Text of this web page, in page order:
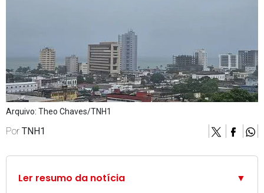
Arquivo: Theo Chaves/TNH1
Por TNH1
Ler resumo da notícia ▼